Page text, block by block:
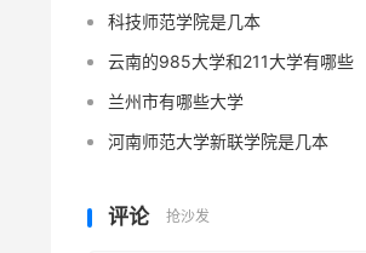
科技师范学院是几本
云南的985大学和211大学有哪些
兰州市有哪些大学
河南师范大学新联学院是几本
评论 抢沙发